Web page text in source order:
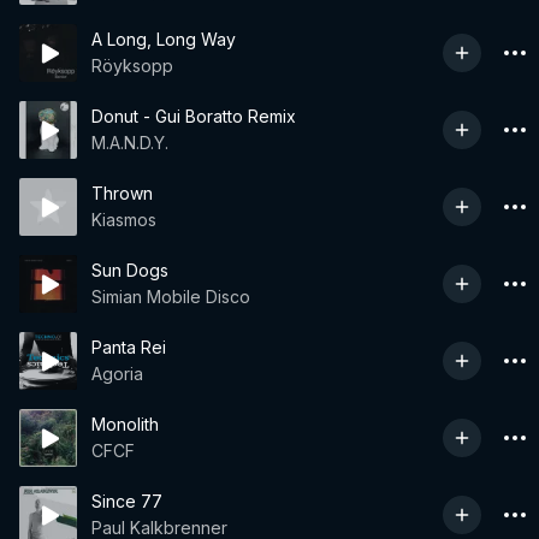
A Long, Long Way
Röyksopp
Donut - Gui Boratto Remix
M.A.N.D.Y.
Thrown
Kiasmos
Sun Dogs
Simian Mobile Disco
Panta Rei
Agoria
Monolith
CFCF
Since 77
Paul Kalkbrenner